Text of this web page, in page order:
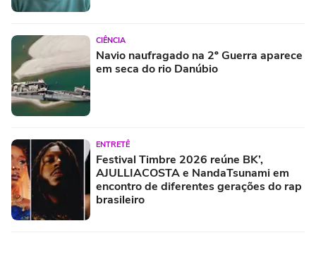
CIÊNCIA
Navio naufragado na 2º Guerra aparece
em seca do rio Danúbio
ENTRETÊ
Festival Timbre 2026 reúne BK’,
AJULLIACOSTA e NandaTsunami em
encontro de diferentes gerações do rap
brasileiro